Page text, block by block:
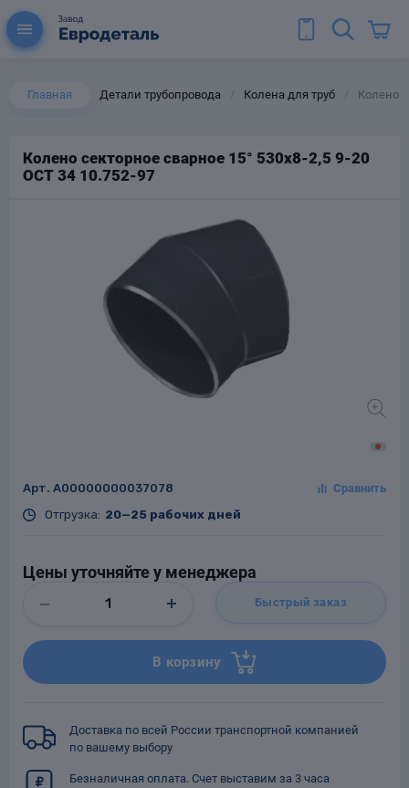
Главная Детали трубопровода Колена для труб Колено
Колено секторное сварное 15° 530х8-2,5 9-20
ОСТ 34 10.752-97
Арт. A00000000037078
Отгрузка: 20—25 рабочих дней
Цены уточняйте у менеджера
Быстрый заказ
В корзину
Доставка по всей России транспортной компанией
по вашему выбору
Безналичная оплата. Счет выставим за 3 часа
для труб
Тройники стальные
для
Фланцы стальные